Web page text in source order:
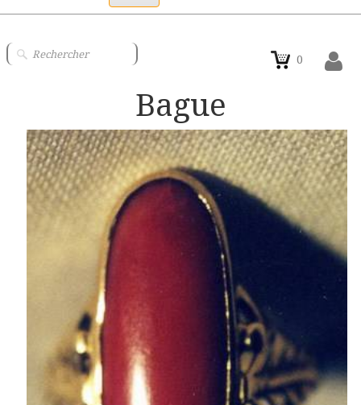
Tee shirts
Le Cuir
Les bijoux
Tableau toile de jute
Les dessins
Peintures sur papier peint
0
Bague